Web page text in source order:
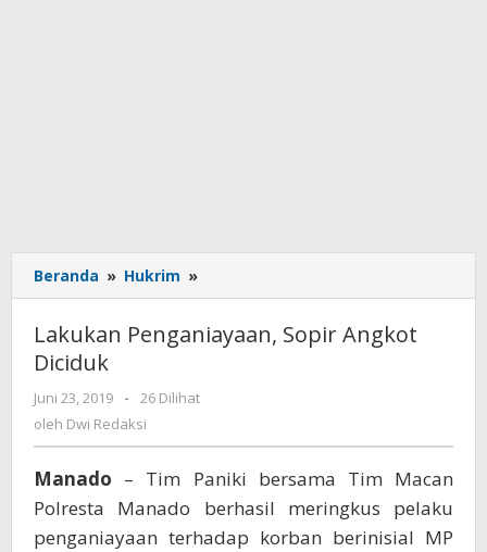
Beranda » Hukrim »
Penganiayaan,
Angkot
Lakukan Penganiayaan, Sopir Angkot
Diciduk
Juni 23, 2019
oleh
Dwi
-
26 Dilihat
oleh Dwi Redaksi
Manado – Tim Paniki bersama Tim Macan
Polresta Manado berhasil meringkus pelaku
penganiayaan terhadap korban berinisial MP